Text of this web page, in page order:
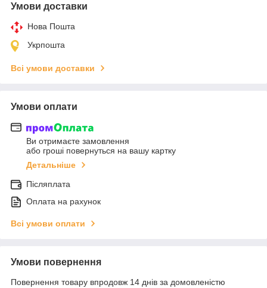
Умови доставки
Нова Пошта
Укрпошта
Всі умови доставки
Умови оплати
Ви отримаєте замовлення
або гроші повернуться на вашу картку
Детальніше
Післяплата
Оплата на рахунок
Всі умови оплати
Умови повернення
Повернення товару впродовж 14 днів за домовленістю